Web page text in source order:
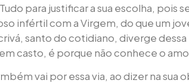
para justificar a sua escolha, pois
infértil com a Virgem, do que um
santo do cotidiano, diverge
casto, é porque não conhece o
vai por essa via, ao dizer na sua